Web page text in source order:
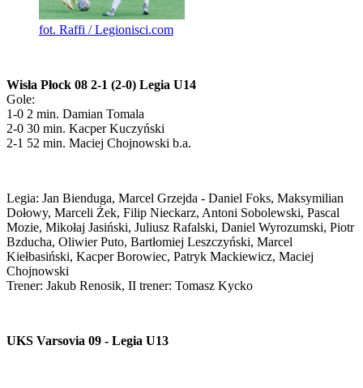
fot. Raffi / Legionisci.com
Wisła Płock 08 2-1 (2-0) Legia U14
Gole:
1-0 2 min. Damian Tomala
2-0 30 min. Kacper Kuczyński
2-1 52 min. Maciej Chojnowski b.a.
Legia: Jan Bienduga, Marcel Grzejda - Daniel Foks, Maksymilian
Dołowy, Marceli Żek, Filip Nieckarz, Antoni Sobolewski, Pascal
Mozie, Mikołaj Jasiński, Juliusz Rafalski, Daniel Wyrozumski, Piotr
Bzducha, Oliwier Puto, Bartłomiej Leszczyński, Marcel
Kiełbasiński, Kacper Borowiec, Patryk Mackiewicz, Maciej
Chojnowski
Trener: Jakub Renosik, II trener: Tomasz Kycko
UKS Varsovia 09 - Legia U13